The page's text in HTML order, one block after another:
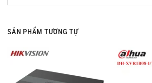
SẢN PHẨM TƯƠNG TỰ